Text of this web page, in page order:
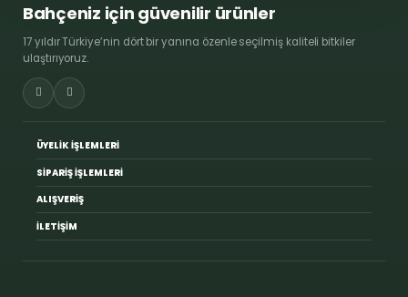
Bahçeniz için güvenilir ürünler
17 yıldır Türkiye’nin dört bir yanına özenle seçilmiş kaliteli bitkiler
ulaştırıyoruz.
ÜYELİK İŞLEMLERİ
SİPARİŞ İŞLEMLERİ
ALIŞVERİŞ
İLETİŞİM